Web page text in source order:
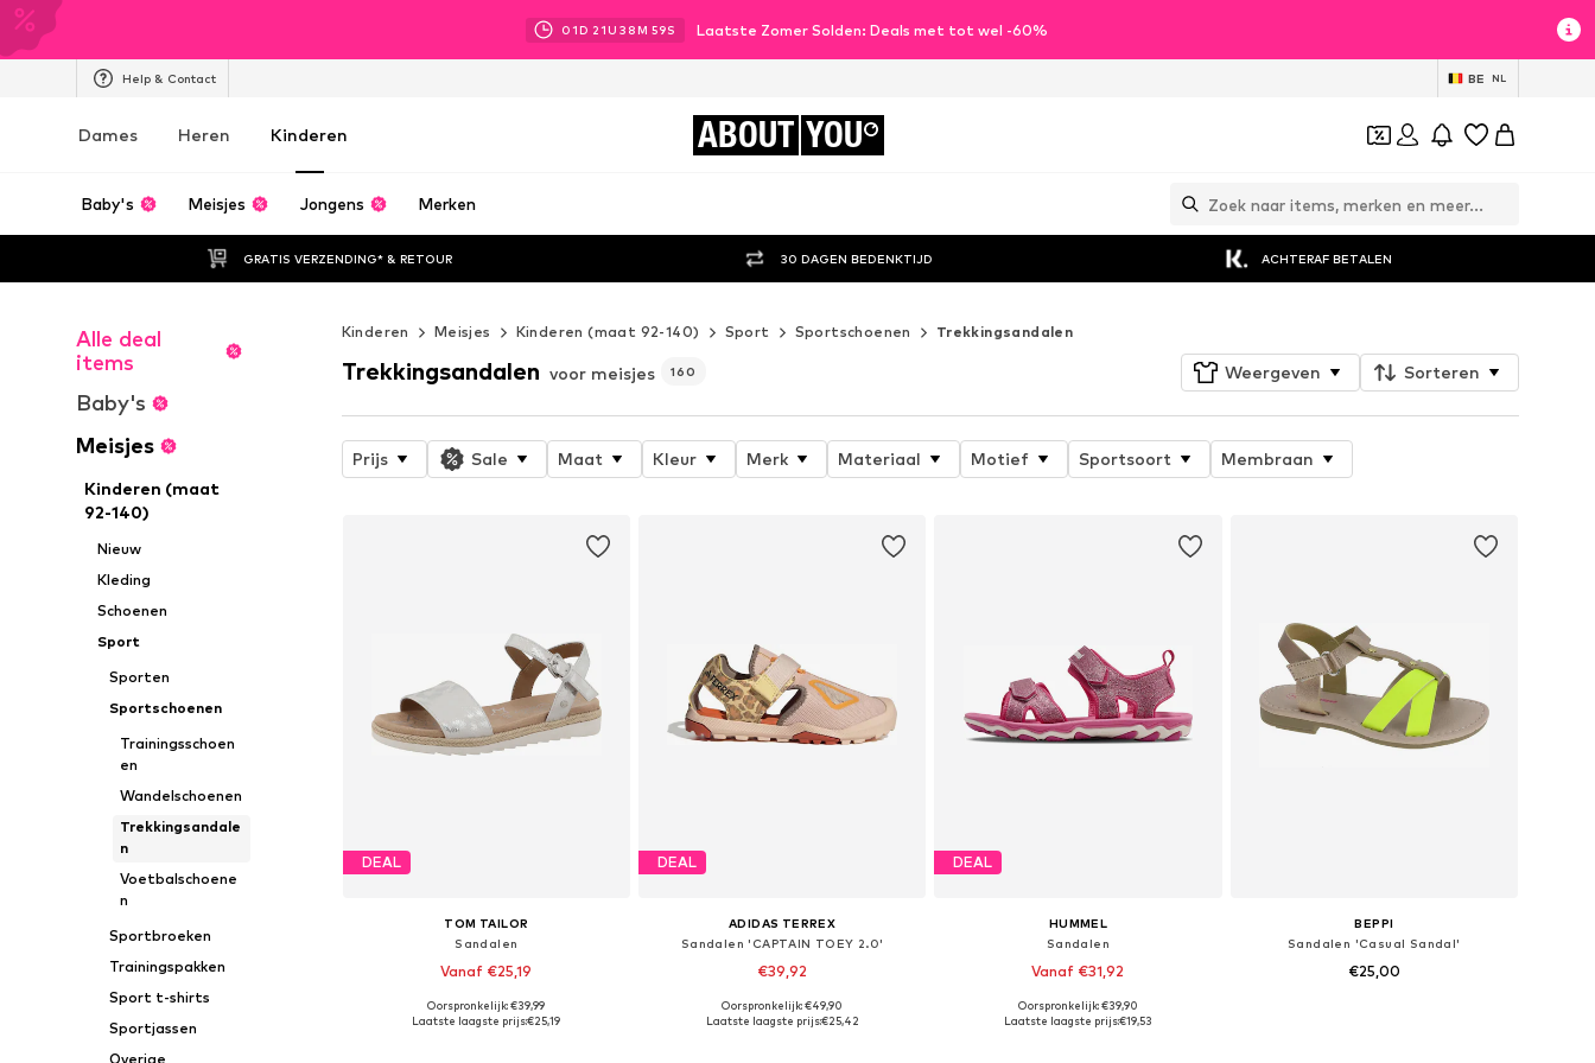
01D 21U 38M 57S Laatste Zomer Solden: Deals met tot wel -60%
Help & Contact BE NL
Dames Heren Kinderen ABOUT YOU
Baby's Meisjes Jongens Merken
GRATIS VERZENDING* & RETOUR 30 DAGEN BEDENKTIJD ACHTERAF BETALEN
Alle deal
items
Baby's
Meisjes
Kinderen (maat
92-140)
Nieuw
Kleding
Schoenen
Sport
Sporten
Sportschoenen
Trainingsschoen
en
Wandelschoenen
Trekkingsandale
n
Voetbalschoene
n
Sportbroeken
Trainingspakken
Sport t-shirts
Sportjassen
Overige
Kinderen Meisjes Kinderen (maat 92-140) Sport Sportschoenen Trekkingsandalen
Trekkingsandalen voor meisjes 160 Weergeven Sorteren
Prijs Sale Maat Kleur Merk Materiaal Motief Sportsoort Membraan
DEAL
TOM TAILOR
Sandalen
Vanaf €25,19
Beschikbaar in vele maten
Oorspronkelijk: €39,99
Laatste laagste prijs:€25,19
DEAL
ADIDAS TERREX
Sandalen 'CAPTAIN TOEY 2.0'
€39,92
Beschikbare maten: 28, 29, 31, 32, 33, 37,5
Oorspronkelijk: €49,90
Laatste laagste prijs:€25,42
DEAL
HUMMEL
Sandalen
Vanaf €31,92
Beschikbaar in vele maten
Oorspronkelijk: €39,90
Laatste laagste prijs:€19,53
BEPPI
Sandalen 'Casual Sandal'
€25,00